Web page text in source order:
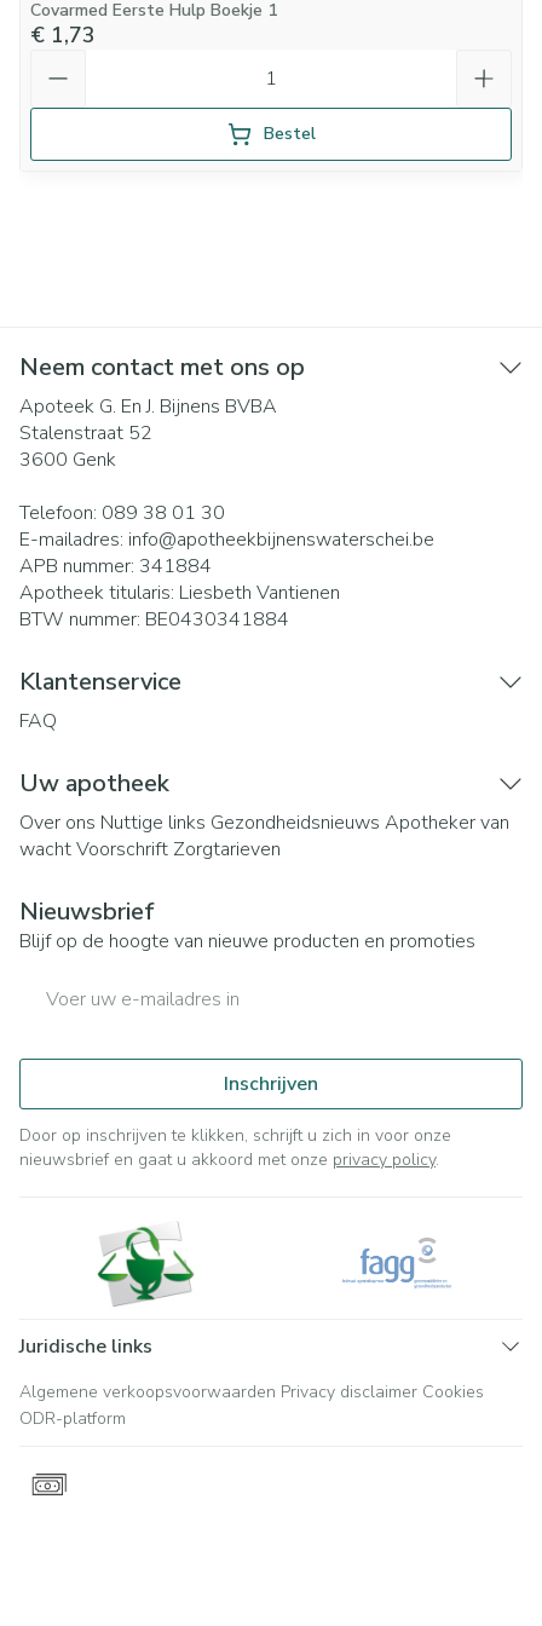
Covarmed Eerste Hulp Boekje 1
€ 1,73
Bestel
Neem contact met ons op
Apoteek G. En J. Bijnens BVBA
Stalenstraat 52
3600 Genk
Telefoon: 089 38 01 30
E-mailadres: info@apotheekbijnenswaterschei.be
APB nummer: 341884
Apotheek titularis: Liesbeth Vantienen
BTW nummer: BE0430341884
Klantenservice
FAQ
Uw apotheek
Over ons Nuttige links Gezondheidsnieuws Apotheker van
wachtVoorschrift Zorgtarieven
Nieuwsbrief
Blijf op de hoogte van nieuwe producten en promoties
Inschrijven
Door op inschrijven te klikken, schrijft u zich in voor onze
nieuwsbrief en gaat u akkoord met onze privacy policy.
Juridische links
Algemene verkoopsvoorwaarden Privacy disclaimer Cookies
ODR-platform